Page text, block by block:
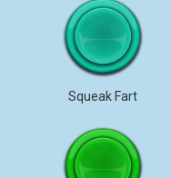
Squeak Fart